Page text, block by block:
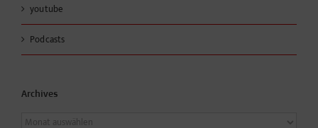
youtube
Podcasts
Archives
Archives